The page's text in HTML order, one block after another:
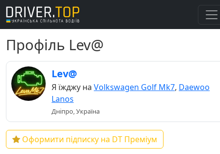
Профіль Lev@
Lev@
Я їжджу на Volkswagen Golf Mk7, Daewoo
Lanos
Дніпро, Україна
Оформити підписку на DT Преміум